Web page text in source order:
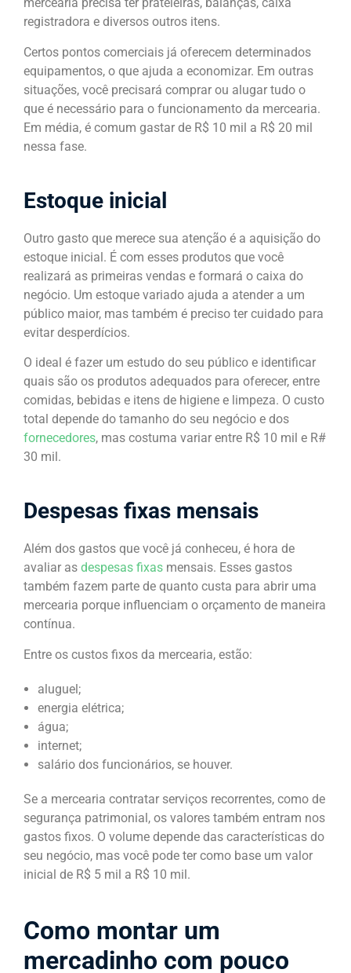
mercearia precisa ter prateleiras, balanças, caixa
registradora e diversos outros itens.
Certos pontos comerciais já oferecem determinados
equipamentos, o que ajuda a economizar. Em outras
situações, você precisará comprar ou alugar tudo o
que é necessário para o funcionamento da mercearia.
Em média, é comum gastar de R$ 10 mil a R$ 20 mil
nessa fase.
Estoque inicial
Outro gasto que merece sua atenção é a aquisição do
estoque inicial. É com esses produtos que você
realizará as primeiras vendas e formará o caixa do
negócio. Um estoque variado ajuda a atender a um
público maior, mas também é preciso ter cuidado para
evitar desperdícios.
O ideal é fazer um estudo do seu público e identificar
quais são os produtos adequados para oferecer, entre
comidas, bebidas e itens de higiene e limpeza. O custo
total depende do tamanho do seu negócio e dos
fornecedores, mas costuma variar entre R$ 10 mil e R#
30 mil.
Despesas fixas mensais
Além dos gastos que você já conheceu, é hora de
avaliar as despesas fixas mensais. Esses gastos
também fazem parte de quanto custa para abrir uma
mercearia porque influenciam o orçamento de maneira
contínua.
Entre os custos fixos da mercearia, estão:
aluguel;
energia elétrica;
água;
internet;
salário dos funcionários, se houver.
Se a mercearia contratar serviços recorrentes, como de
segurança patrimonial, os valores também entram nos
gastos fixos. O volume depende das características do
seu negócio, mas você pode ter como base um valor
inicial de R$ 5 mil a R$ 10 mil.
Como montar um
mercadinho com pouco